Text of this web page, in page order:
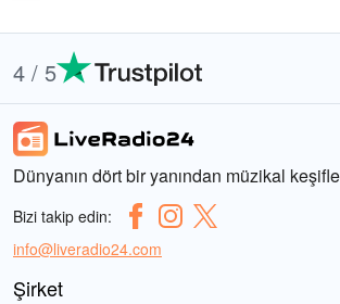
4 / 5
Dünyanın dört bir yanından müzikal
Bizi takip edin:
info@liveradio24.com
Şirket